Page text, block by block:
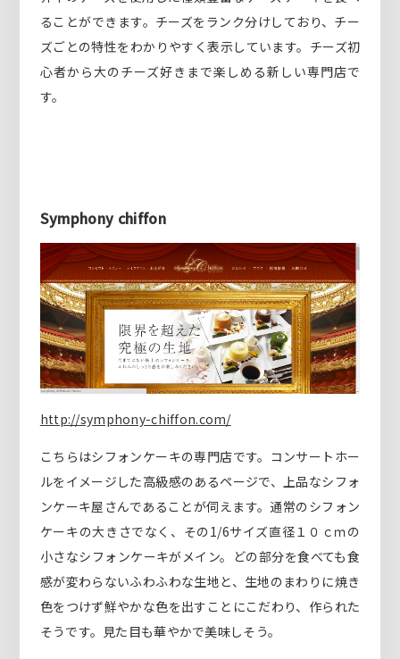
ることができます。チーズをランク分けしており、チー
ズごとの特性をわかりやすく表示しています。チーズ初
心者から大のチーズ好きまで楽しめる新しい専門店で
す。
Symphony chiffon
http://symphony-chiffon.com/
こちらはシフォンケーキの専門店です。コンサートホー
ルをイメージした高級感のあるページで、上品なシフォ
ンケーキ屋さんであることが伺えます。通常のシフォン
ケーキの大きさでなく、その1/6サイズ直径１０ｃｍの
小さなシフォンケーキがメイン。どの部分を食べても食
感が変わらないふわふわな生地と、生地のまわりに焼き
色をつけず鮮やかな色を出すことにこだわり、作られた
そうです。見た目も華やかで美味しそう。